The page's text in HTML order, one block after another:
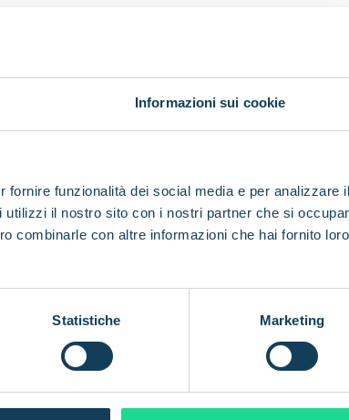
Informazioni sui cookie
funzionalità dei social media e per analizzare il
il nostro sito con i nostri partner che si
combinarle con altre informazioni che hai fornito
Statistiche Marketing
del consumo
la semplice
della vita del dispositivo, soprattutto in caso
negli scenari in cui l'accesso ai
nel caso delle stazioni di monitoraggio
dove i dispositivi sono spesso distribuiti in aree
linea più a lungo forniscono flussi di dati
e a un processo decisionale informato. Ciò